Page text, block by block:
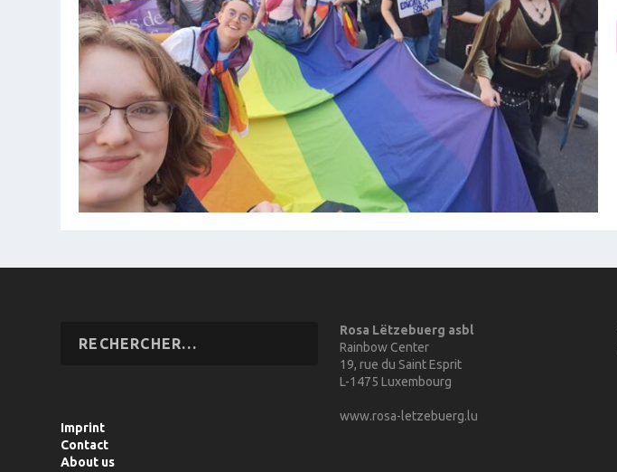
Imprint
Contact
About us
Rosa Lëtzebuerg asbl
Rainbow Center
19, rue du Saint Esprit
L-1475 Luxembourg
www.rosa-letzebuerg.lu